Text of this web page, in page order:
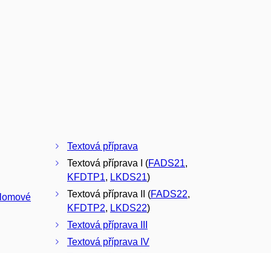
Textová příprava
Textová příprava I (FADS21,
KFDTP1, LKDS21)
Textová příprava II (FADS22,
KFDTP2, LKDS22)
Textová příprava III
Textová příprava IV